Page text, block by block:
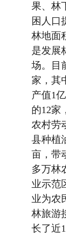
果、林
困人口
林地面
是发展
场。目
家，其
产值1
的12家
农村劳
县种植
亩，带
多万林
业示范
业为农
林旅游
长了近